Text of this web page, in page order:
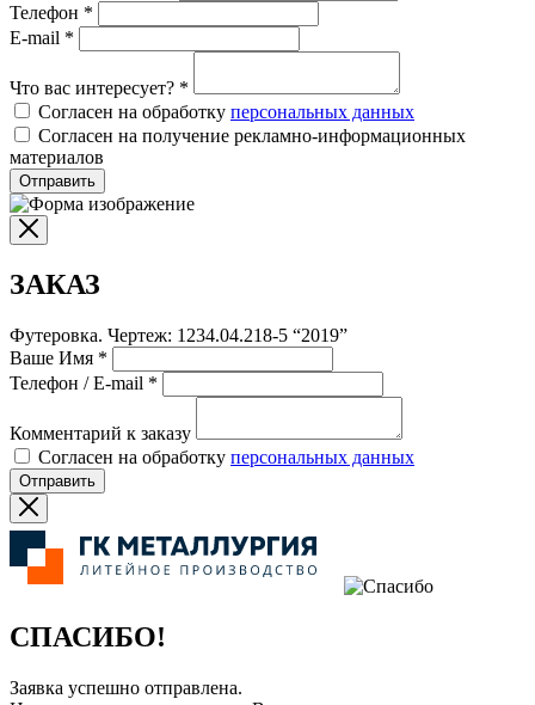
Телефон *
E-mail *
Что вас интересует? *
Согласен на обработку персональных данных
Согласен на получение рекламно-информационных
материалов
Отправить
ЗАКАЗ
Футеровка. Чертеж: 1234.04.218-5 “2019”
Ваше Имя *
Телефон / E-mail *
Комментарий к заказу
Согласен на обработку персональных данных
Отправить
СПАСИБО!
Заявка успешно отправлена.